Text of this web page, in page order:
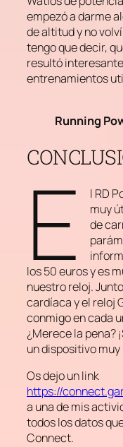
empezó a darme
de altitud y no
tengo que decir,
resultó
entrenamientos
Running
E
l RD
muy
de
los 50 euros y es
nuestro reloj.
cardíaca y el reloj
conmigo en cada
¿Merece la pena?
un dispositivo
Os dejo un link
https://
a una de mis
todos los datos
Connect.